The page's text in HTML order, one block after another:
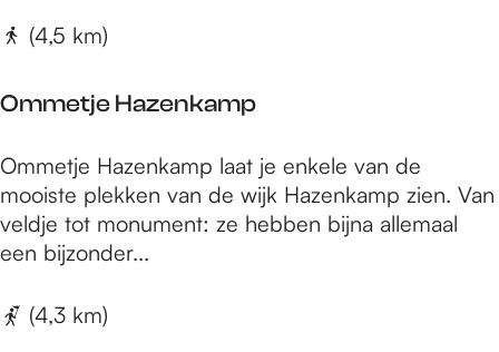
K
s
e
t
u
u
r
w
n
L
i
o
s
e
n
a
(4,5 km)
Ommetje Hazenkamp
O
m
m
e
Ommetje Hazenkamp laat je enkele van de
mooiste plekken van de wijk Hazenkamp zien. Van
veldje tot monument: ze hebben bijna allemaal
een bijzonder...
(4,3 km)